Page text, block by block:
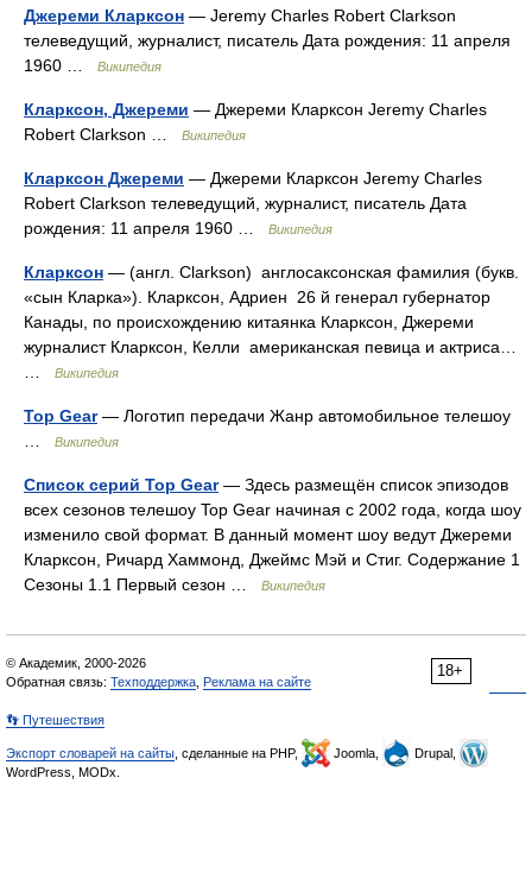
Джереми Кларксон — Jeremy Charles Robert Clarkson
телеведущий, журналист, писатель Дата рождения: 11 апреля
1960 …
Википедия
Кларксон, Джереми — Джереми Кларксон Jeremy Charles
Robert Clarkson …
Википедия
Кларксон Джереми — Джереми Кларксон Jeremy Charles
Robert Clarkson телеведущий, журналист, писатель Дата
рождения: 11 апреля 1960 …
Википедия
Кларксон — (англ. Clarkson) англосаксонская фамилия (букв.
«сын Кларка»). Кларксон, Адриен 26 й генерал губернатор
Канады, по происхождению китаянка Кларксон, Джереми
журналист Кларксон, Келли американская певица и актриса…
Википедия
Top Gear— Логотип передачи Жанр автомобильное телешоу
Википедия
Список серий Top Gear— Здесь размещён список эпизодов
всех сезонов телешоу Top Gear начиная с 2002 года, когда шоу
изменило свой формат. В данный момент шоу ведут Джереми
Кларксон, Ричард Хаммонд, Джеймс Мэй и Стиг. Содержание 1
Сезоны 1.1 Первый сезон …
Википедия
18+
© Академик, 2000-2026
Обратная связь: Техподдержка Реклама на сайте
👣 Путешествия
Экспорт словарей на сайты , сделанные на PHP, Joomla,
Drupal,
WordPress, MODx.